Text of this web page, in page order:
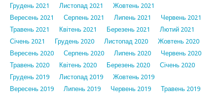
Грудень 2021
Листопад 2021
Жовтень 2021
Вересень 2021
Серпень 2021 Липень 2021
Червень 2021
Травень 2021
Квітень 2021 Березень 2021
Лютий 2021
Січень 2021
Грудень 2020 Листопад 2020
Жовтень 2020
Вересень 2020
Серпень 2020 Липень 2020
Червень 2020
Травень 2020
Квітень 2020 Березень 2020
Січень 2020
Грудень 2019
Листопад 2019
Жовтень 2019
Вересень 2019
Липень 2019 Червень 2019
Травень 2019